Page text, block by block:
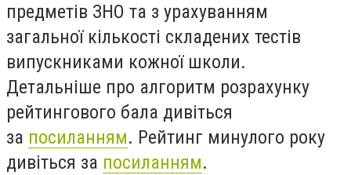
предметів ЗНО та з урахуванням
загальної кількості складених тестів
випускниками кожної школи.
Детальніше про алгоритм розрахунку
рейтингового бала дивіться
за посиланням. Рейтинг минулого року
дивіться за посиланням.